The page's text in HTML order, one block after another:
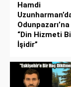
Hamdi
“Din Hizmeti
İşidir”